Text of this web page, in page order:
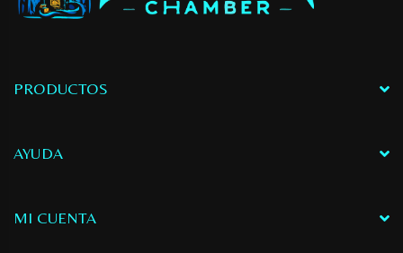
PRODUCTOS
AYUDA
MI CUENTA